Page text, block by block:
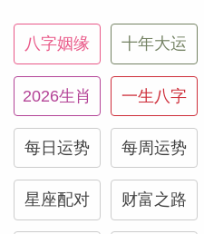
星座配对：处女座和
星座配对：处女座和
星座配对：处女座和
星座配对：处女座和
八字姻缘 十年大运
2026生肖 一生八字
每日运势 每周运势
星座配对 财富之路